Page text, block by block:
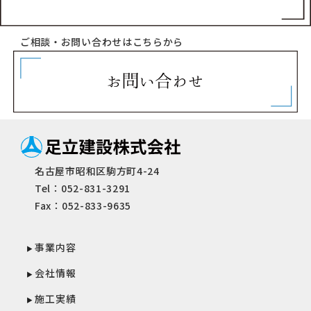
ご相談・お問い合わせはこちらから
名古屋市昭和区駒方町4-24
Tel：052-831-3291
Fax：052-833-9635
事業内容
会社情報
施工実績